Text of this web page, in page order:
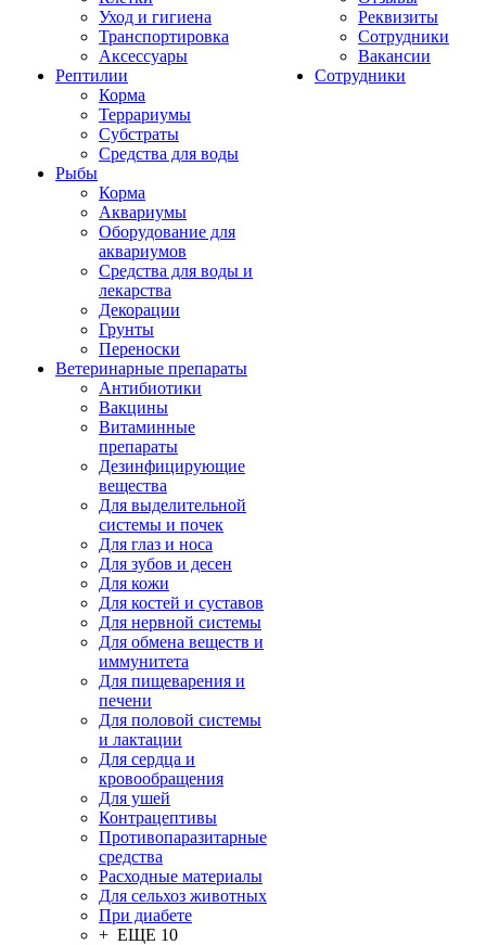
Уход и гигиена
Транспортировка
Аксессуары
Рептилии
Корма
Террариумы
Субстраты
Средства для воды
Рыбы
Корма
Аквариумы
Оборудование для
аквариумов
Средства для воды и
лекарства
Декорации
Грунты
Переноски
Ветеринарные препараты
Антибиотики
Вакцины
Витаминные
препараты
Дезинфицирующие
вещества
Для выделительной
системы и почек
Для глаз и носа
Для зубов и десен
Для кожи
Для костей и суставов
Для нервной системы
Для обмена веществ и
иммунитета
Для пищеварения и
печени
Для половой системы
и лактации
Для сердца и
кровообращения
Для ушей
Контрацептивы
Противопаразитарные
средства
Расходные материалы
Для сельхоз животных
При диабете
+ ЕЩЕ 10
Реквизиты
Сотрудники
Вакансии
Сотрудники